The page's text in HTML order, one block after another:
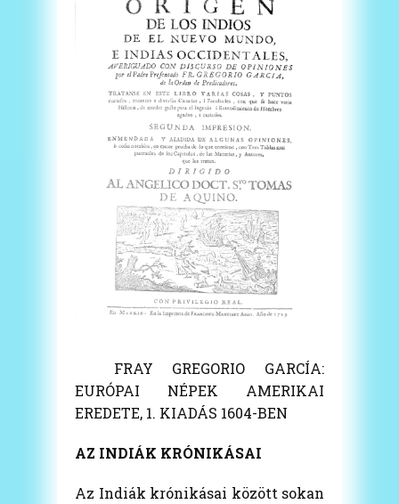
FRAY GREGORIO GARCÍA:
EURÓPAI NÉPEK AMERIKAI
EREDETE, 1. KIADÁS 1604-BEN
AZ INDIÁK KRÓNIKÁSAI
Az Indiák krónikásai között sokan